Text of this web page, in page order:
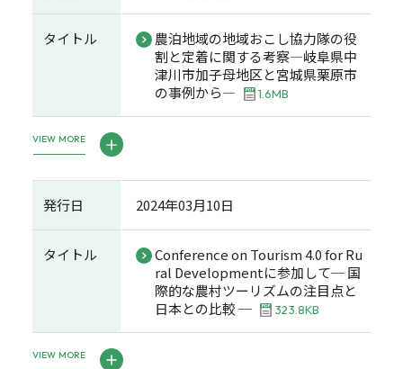
タイトル
農泊地域の地域おこし協力隊の役
割と定着に関する考察―岐阜県中
津川市加子母地区と宮城県栗原市
の事例から―
1.6MB
VIEW MORE
発行日 2024年03月10日
タイトル
Conference on Tourism 4.0 for Ru
ral Developmentに参加して─ 国
際的な農村ツーリズムの注目点と
日本との比較 ─
323.8KB
VIEW MORE